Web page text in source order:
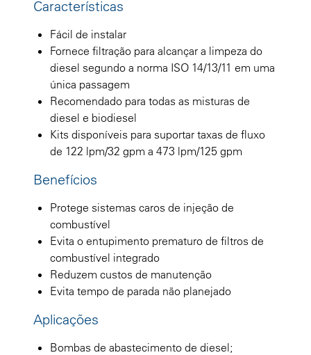
Características
Fácil de instalar
Fornece filtração para alcançar a limpeza do
diesel segundo a norma ISO 14/13/11 em uma
única passagem
Recomendado para todas as misturas de
diesel e biodiesel
Kits disponíveis para suportar taxas de fluxo
de 122 lpm/32 gpm a 473 lpm/125 gpm
Benefícios
Protege sistemas caros de injeção de
combustível
Evita o entupimento prematuro de filtros de
combustível integrado
Reduzem custos de manutenção
Evita tempo de parada não planejado
Aplicações
Bombas de abastecimento de diesel;